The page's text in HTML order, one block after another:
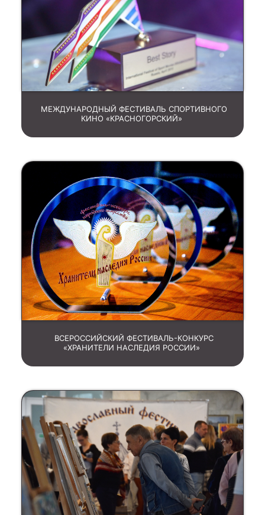
МЕЖДУНАРОДНЫЙ ФЕСТИВАЛЬ СПОРТИВНОГО
КИНО «КРАСНОГОРСКИЙ»
ВСЕРОССИЙСКИЙ ФЕСТИВАЛЬ-КОНКУРС
«ХРАНИТЕЛИ НАСЛЕДИЯ РОССИИ»